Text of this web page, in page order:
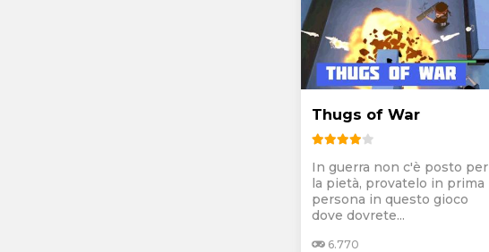
Thugs of War
In guerra non c'è posto per
la pietà, provatelo in prima
persona in questo gioco
dove dovrete...
6.770